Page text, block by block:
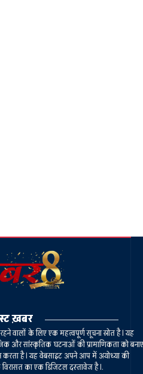
ख़बर
वालों के लिए एक महत्वपूर्ण सूचना स्रोत है। यह
और सांस्कृतिक घटनाओं की प्रामाणिकता को बनाए
करता है। यह वेबसाइट अपने आप में अयोध्या की
का एक डिजिटल दस्तावेज है।.